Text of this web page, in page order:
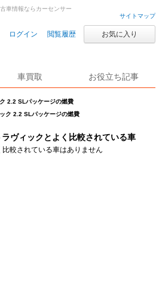
サイトマップ
ログイン 閲覧履歴 お気に入り
車買取 お役立ち記事
2.2 SLパッケージの燃費
ク 2.2 SLパッケージの燃費
車情報ならカーセンサー
ラヴィックとよく比較されている車
比較されている車はありません